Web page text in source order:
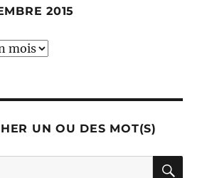
2015
UN OU DES MOT(S)